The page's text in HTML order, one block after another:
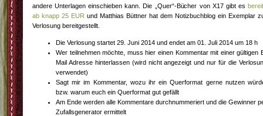
andere Unterlagen einschieben kann. Die „Quer“-Bücher von X17 gibt es
ab knapp 25 EUR und Matthias Büttner hat dem Notizbuchblog ein Exemplar
Verlosung bereitgestellt.
Die Verlosung startet 29. Juni 2014 und endet am 01. Juli 2014 um 18 h
Wer teilnehmen möchte, muss hier einen Kommentar mit einer gültigen
Mail Adresse hinterlassen (wird nicht angezeigt und nur für die
verwendet)
Sagt mir im Kommentar, wozu ihr ein Querformat gerne nutzen
bzw. warum euch ein Querformat gut gefällt
Am Ende werden alle Kommentare durchnummeriert und die Gewinner
Zufallsgenerator ermittelt